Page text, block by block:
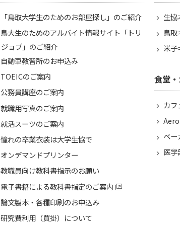
「鳥取大学生のためのお部屋探し」のご紹介
鳥大生のためのアルバイト情報サイト「トリ
ジョブ」のご紹介
自動車教習所のお申込み
TOEICのご案内
公務員講座のご案内
就職用写真のご案内
就活スーツのご案内
憧れの卒業衣装は大学生協で
オンデマンドプリンター
教職員向け教科書指示のお願い
電子書籍による教科書指定のご案内
論文製本・各種印刷のお申込み
研究費利用（買掛）について
生協
鳥取
米子
食堂
カフ
ベー
医